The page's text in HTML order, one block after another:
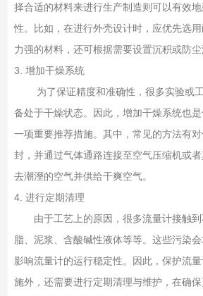
择合适的材料来进行生产制造则可以有效
性。比如，在进行外壳设计时，应优先选
力强的材料，还可根据需要设置沉积或防尘
3. 增加干燥系统
为了保证精度和准确性，很多实验或工
备处于干燥状态。因此，增加干燥系统也
一项重要推荐措施。其中，常见的方法有
封，并通过气体通路连接至空气压缩机或
去潮溼的空气并供给干爽空气。
4. 进行定期清理
由于工艺上的原因，很多流量计接触到
脂、泥浆、含酸碱性液体等等。这些污染
影响流量计的运行稳定性。因此，保护流
施外，还需要进行定期清理与维护，在确